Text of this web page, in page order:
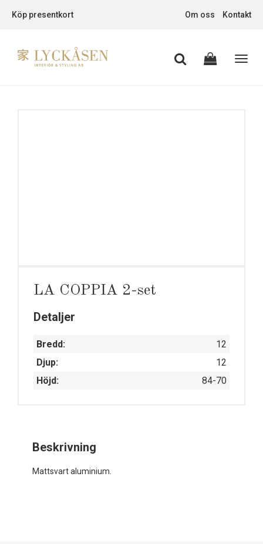
Köp presentkort Om oss Kontakt
LA COPPIA 2-set
Detaljer
Bredd:
12
Djup:
12
Höjd:
84-70
Beskrivning
Mattsvart aluminium.